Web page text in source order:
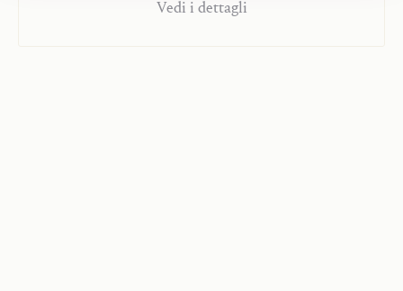
del mondo e così traccia le linee dell’atteggiamento
Vedi i dettagli